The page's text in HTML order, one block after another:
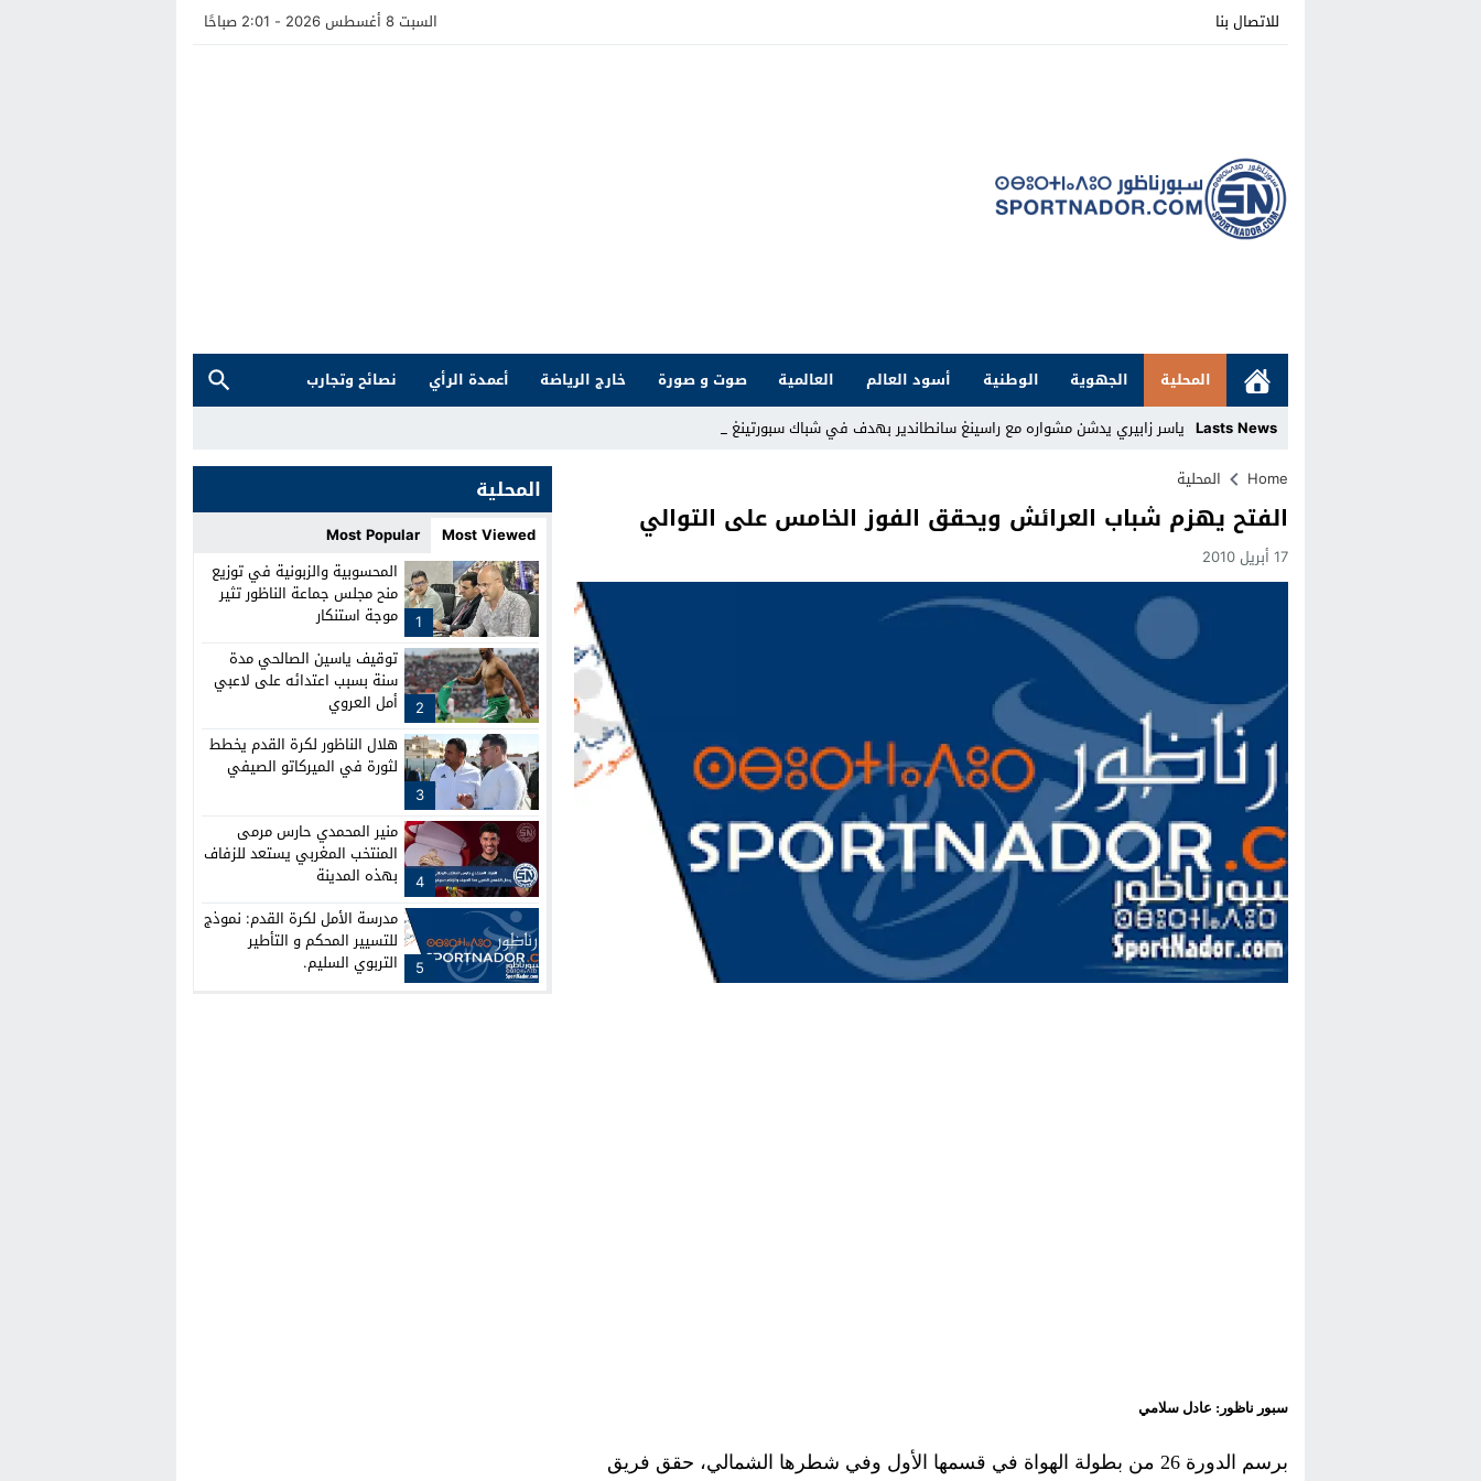
للاتصال بنا السبت 8 أغسطس 2026 - 2:01 صباحًا
المحلية الجهوية الوطنية أسود العالم العالمية صوت و صورة خارج الرياضة أعمدة الرأي
نصائح وتجارب
Lasts News ياسر زابيري يدشن مشواره مع راسينغ سانطاندير بهدف في شباك سبورتينغ خيخون _
Stop
Previous
Home المحلية
الفتح يهزم شباب العرائش ويحقق الفوز الخامس على التوالي
17 أبريل 2010
سبور ناظور: عادل سلامي
برسم الدورة 26 من بطولة الهواة في قسمها الأول وفي شطرها الشمالي، حقق فريق
المحلية
Most Viewed
Most Popular
1
المحسوبية والزبونية في توزيع
منح مجلس جماعة الناظور تثير
موجة استنكار
2
توقيف ياسين الصالحي مدة
سنة بسبب اعتدائه على لاعبي
أمل العروي
3
هلال الناظور لكرة القدم يخطط
لثورة في الميركاتو الصيفي
4
منير المحمدي حارس مرمى
المنتخب المغربي يستعد للزفاف
بهذه المدينة
5
مدرسة الأمل لكرة القدم: نموذج
للتسيير المحكم و التأطير
التربوي السليم.